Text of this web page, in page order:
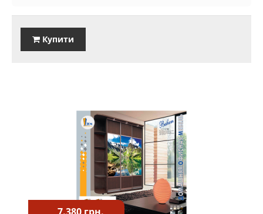
Купити
7.380 грн.